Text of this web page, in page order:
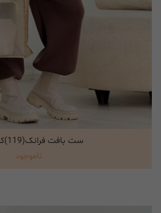
انتخاب گزینه ها
ست بافت فرانک(119)کد:5855
ناموجود